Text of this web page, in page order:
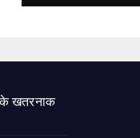
के खतरनाक